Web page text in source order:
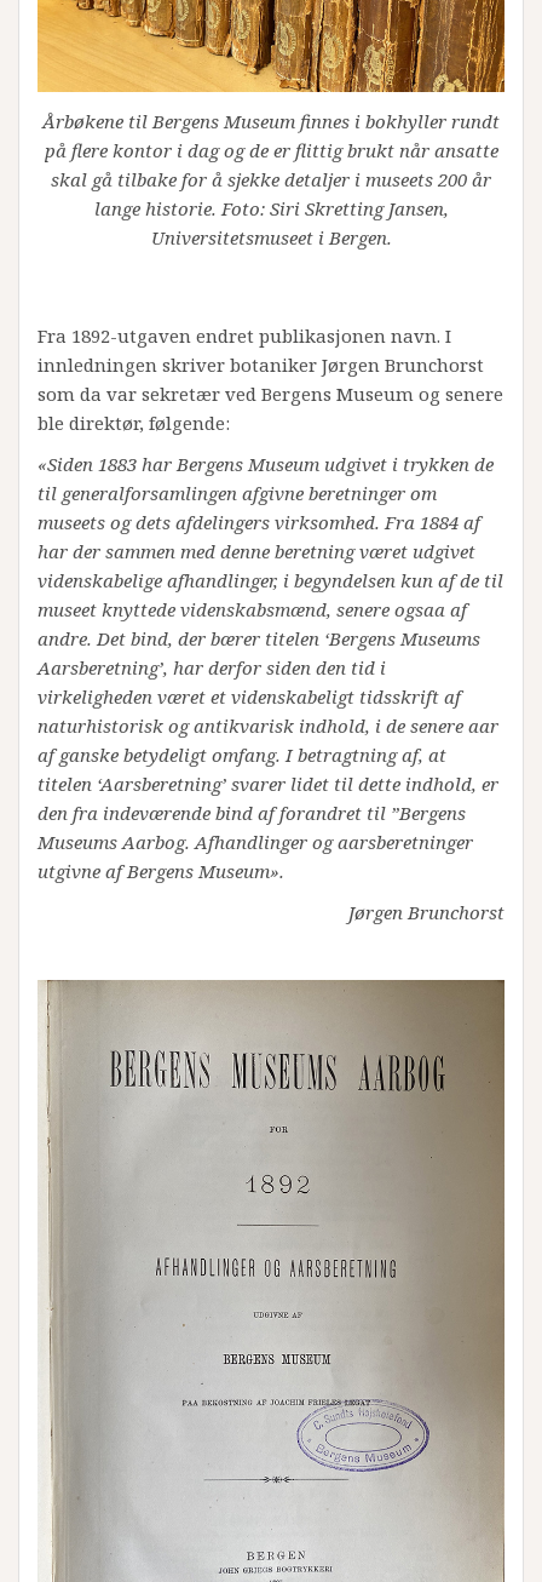
Årbøkene til Bergens Museum finnes i bokhyller rundt
på flere kontor i dag og de er flittig brukt når ansatte
skal gå tilbake for å sjekke detaljer i museets 200 år
lange historie. Foto: Siri Skretting Jansen,
Universitetsmuseet i Bergen.
Fra 1892-utgaven endret publikasjonen navn. I
innledningen skriver botaniker Jørgen Brunchorst
som da var sekretær ved Bergens Museum og senere
ble direktør, følgende:
«Siden 1883 har Bergens Museum udgivet i trykken de
til generalforsamlingen afgivne beretninger om
museets og dets afdelingers virksomhed. Fra 1884 af
har der sammen med denne beretning været udgivet
videnskabelige afhandlinger, i begyndelsen kun af de til
museet knyttede videnskabsmænd, senere ogsaa af
andre. Det bind, der bærer titelen ‘Bergens Museums
Aarsberetning’, har derfor siden den tid i
virkeligheden været et videnskabeligt tidsskrift af
naturhistorisk og antikvarisk indhold, i de senere aar
af ganske betydeligt omfang. I betragtning af, at
titelen ‘Aarsberetning’ svarer lidet til dette indhold, er
den fra indeværende bind af forandret til ”Bergens
Museums Aarbog. Afhandlinger og aarsberetninger
utgivne af Bergens Museum».
Jørgen Brunchorst